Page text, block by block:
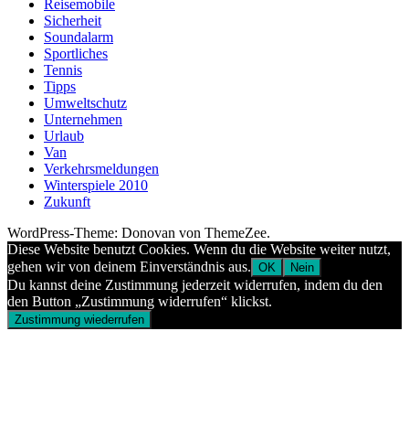
Reisemobile
Sicherheit
Soundalarm
Sportliches
Tennis
Tipps
Umweltschutz
Unternehmen
Urlaub
Van
Verkehrsmeldungen
Winterspiele 2010
Zukunft
WordPress-Theme: Donovan von ThemeZee.
Diese Website benutzt Cookies. Wenn du die Website weiter nutzt,
gehen wir von deinem Einverständnis aus. OK Nein
Du kannst deine Zustimmung jederzeit widerrufen, indem du den
den Button „Zustimmung widerrufen“ klickst.
Zustimmung wiederrufen